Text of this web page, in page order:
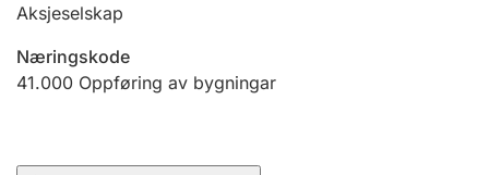
Aksjeselskap
Næringskode
41.000 Oppføring av bygningar